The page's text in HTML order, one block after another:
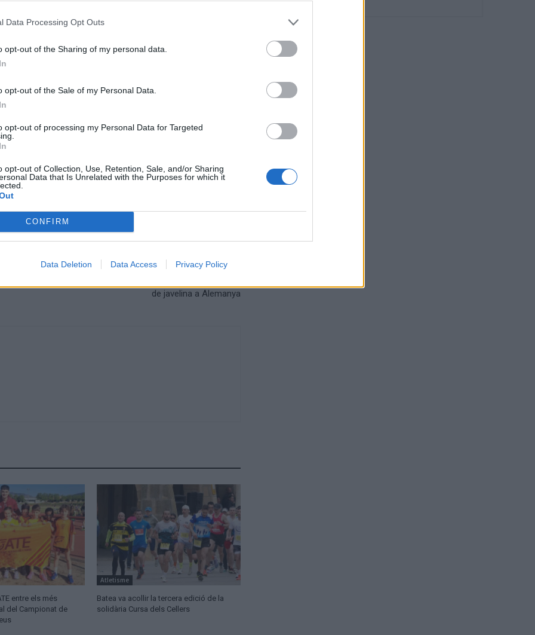
Data Processing Opt Outs
opt-out of the Sharing of my personal data.
opt-out of the Sale of my Personal Data.
opt-out of processing my Personal Data for Targeted
opt-out of Collection, Use, Retention, Sale, and/or Sharing
Data that Is Unrelated with the Purposes for which it
CONFIRM
Data Deletion Data Access Privacy Policy
amb 12.77, amb primer i segon lloc per a Noa Antón
la medalla de plata, en la prova dels 1.500 obstacles,
nova millor marca personal.
Segarra, va ser tretzena en la final de llargada, 4,58,
amb 1:31.84, millorant marca personal, i Genis Sabaté
Article següent
de javelina a Alemanya
entre els més
del Campionat de
Atletisme
Batea va acollir la tercera edició de la
solidària Cursa dels Cellers